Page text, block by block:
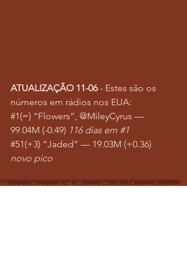
ATUALIZAÇÃO 11-06 - Estes são os
números em rádios nos EUA:
#1(=) “Flowers”, @MileyCyrus —
99.04M (-0.49) 116 dias em #1
#51(+3) “Jaded” — 19.03M (+0.36)
novo pico
#flowers#recorde#billboard#jaded#complicated